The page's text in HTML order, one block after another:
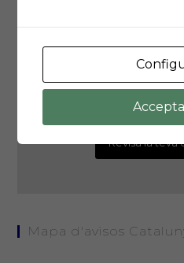
És possible que la teva
veure aquest contingut. El
l'Experiència
Revisa la teva
Mapa d'avisos